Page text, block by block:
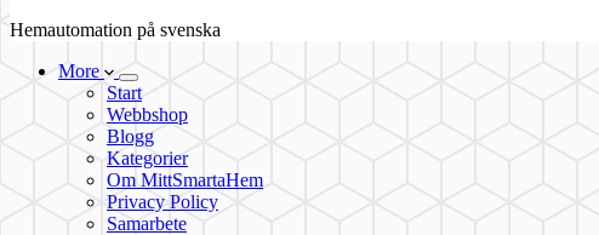
Hemautomation på svenska
More
Start
Webbshop
Blogg
Kategorier
Om MittSmartaHem
Privacy Policy
Samarbete